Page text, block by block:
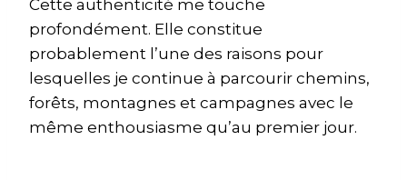
Cette authenticité me touche
profondément. Elle constitue
probablement l’une des raisons pour
lesquelles je continue à parcourir chemins,
forêts, montagnes et campagnes avec le
même enthousiasme qu’au premier jour.